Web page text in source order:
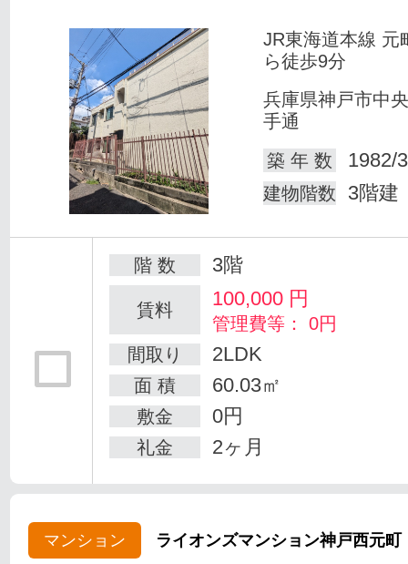
JR東海道本線 元
ら徒歩9分
兵庫県神戸市中
手通
築 年 数
1982/
建物階数 3階建
階 数 3階
賃料 100,000 円
管理費等： 0円
間取り
2LDK
面 積 60.03㎡
敷金 0円
礼金 2ヶ月
マンション ライオンズマンション神戸西元町